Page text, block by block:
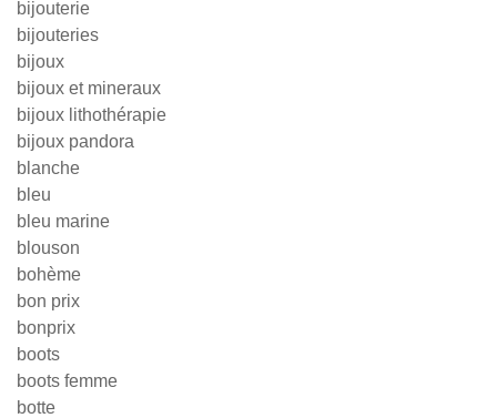
bijouterie
bijouteries
bijoux
bijoux et mineraux
bijoux lithothérapie
bijoux pandora
blanche
bleu
bleu marine
blouson
bohème
bon prix
bonprix
boots
boots femme
botte